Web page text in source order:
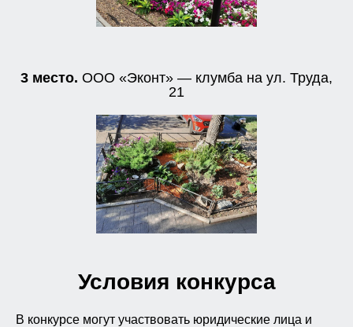
3 место. ООО «Эконт» — клумба на ул. Труда,
21
Условия конкурса
В конкурсе могут участвовать юридические лица и